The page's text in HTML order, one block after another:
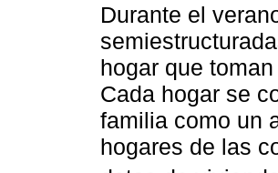
Durante el
hogar que
Cada hogar se
familia como un
hogares de las